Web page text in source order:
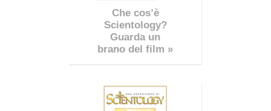
Che cos’è
Scientology?
Guarda un
brano del film »